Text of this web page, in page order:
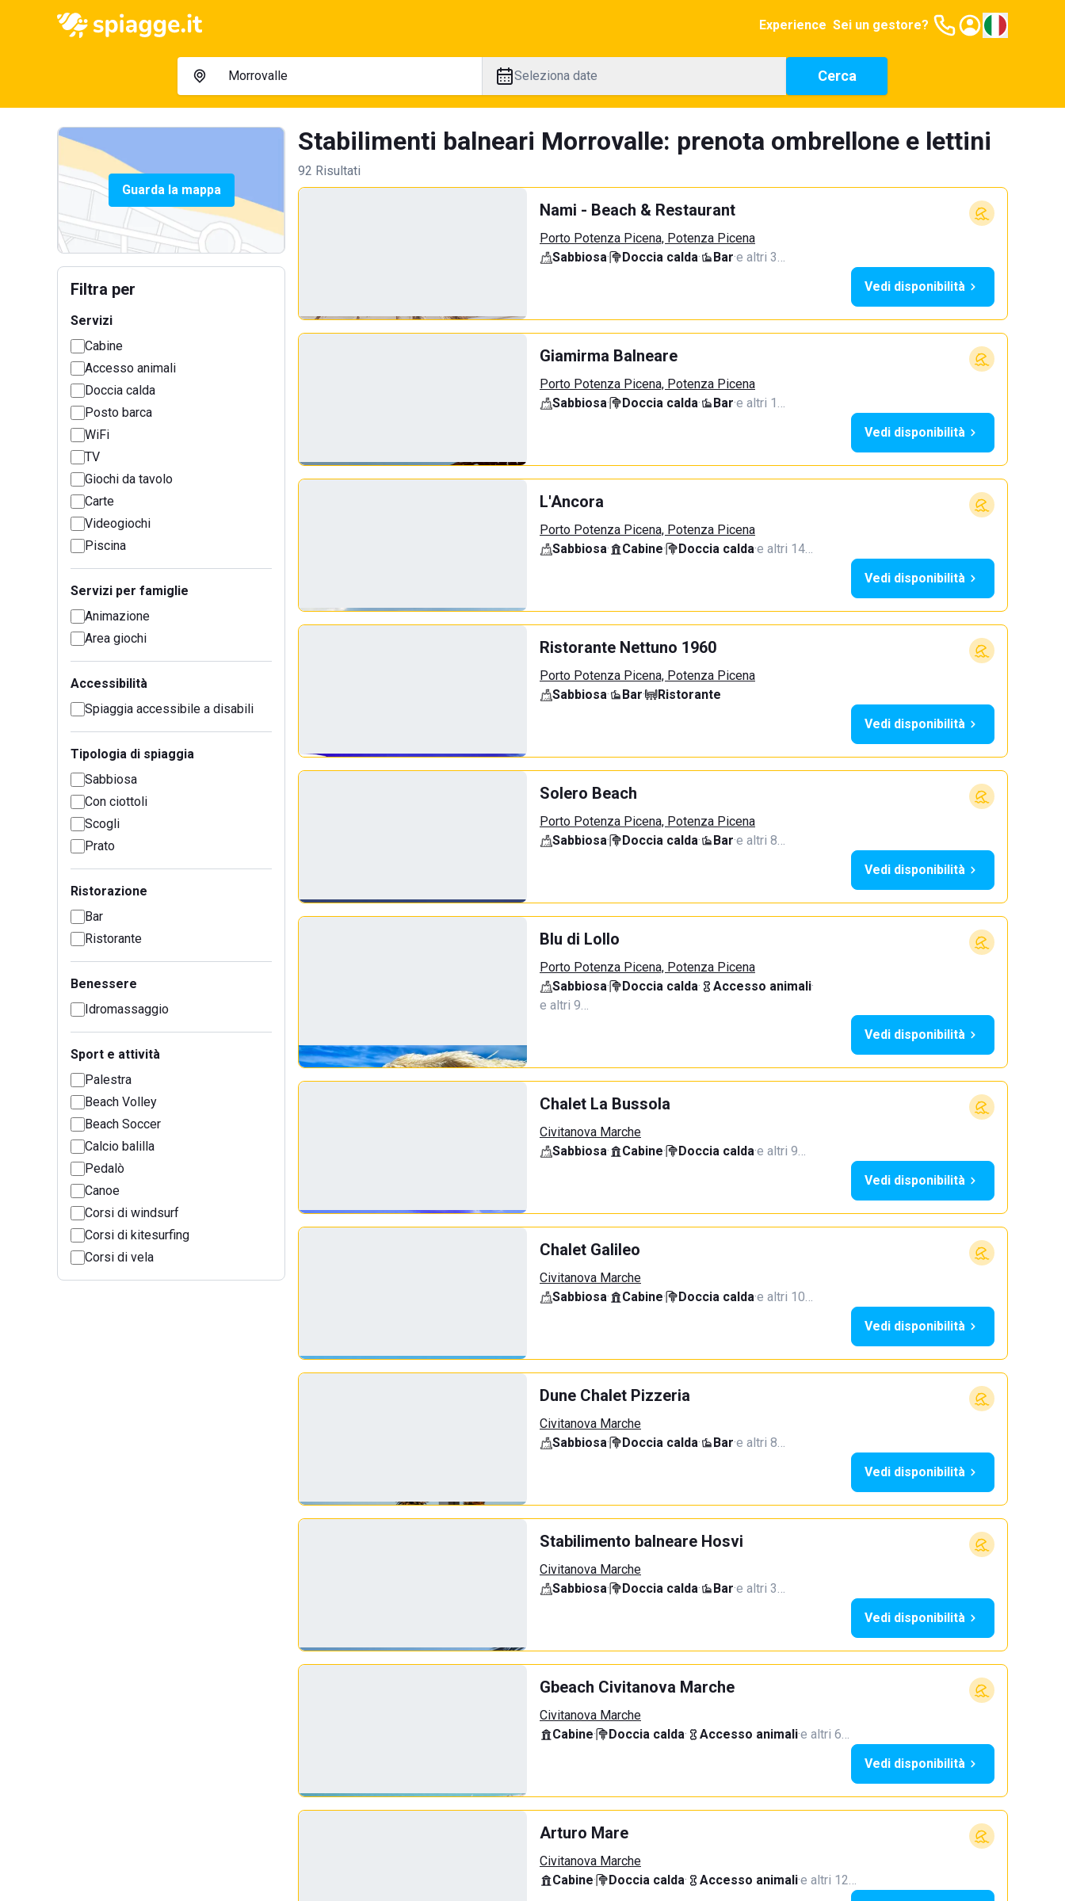
Experience Sei un gestore?
Seleziona date Cerca
Guarda la mappa
Filtra per
Servizi
Cabine
Accesso animali
Doccia calda
Posto barca
WiFi
TV
Giochi da tavolo
Carte
Videogiochi
Piscina
Servizi per famiglie
Animazione
Area giochi
Accessibilità
Spiaggia accessibile a disabili
Tipologia di spiaggia
Sabbiosa
Con ciottoli
Scogli
Prato
Ristorazione
Bar
Ristorante
Benessere
Idromassaggio
Sport e attività
Palestra
Beach Volley
Beach Soccer
Calcio balilla
Pedalò
Canoe
Corsi di windsurf
Corsi di kitesurfing
Corsi di vela
Stabilimenti balneari Morrovalle: prenota ombrellone e lettini
92 Risultati
Nami - Beach & Restaurant
Porto Potenza Picena, Potenza Picena
Sabbiosa· Doccia calda· Bar·e altri 3…
Vedi disponibilità
Giamirma Balneare
Porto Potenza Picena, Potenza Picena
Sabbiosa· Doccia calda· Bar·e altri 1…
Vedi disponibilità
L'Ancora
Porto Potenza Picena, Potenza Picena
Sabbiosa· Cabine· Doccia calda·e altri 14…
Vedi disponibilità
Ristorante Nettuno 1960
Porto Potenza Picena, Potenza Picena
Sabbiosa· Bar·
Ristorante
Vedi disponibilità
Solero Beach
Porto Potenza Picena, Potenza Picena
Sabbiosa· Doccia calda· Bar·e altri 8…
Vedi disponibilità
Blu di Lollo
Porto Potenza Picena, Potenza Picena
Sabbiosa· Doccia calda· Accesso animali·
e altri 9…
Vedi disponibilità
Chalet La Bussola
Civitanova Marche
Sabbiosa· Cabine· Doccia calda·e altri 9…
Vedi disponibilità
Chalet Galileo
Civitanova Marche
Sabbiosa· Cabine· Doccia calda·e altri 10…
Vedi disponibilità
Dune Chalet Pizzeria
Civitanova Marche
Sabbiosa· Doccia calda· Bar·e altri 8…
Vedi disponibilità
Stabilimento balneare Hosvi
Civitanova Marche
Sabbiosa· Doccia calda· Bar·e altri 3…
Vedi disponibilità
Gbeach Civitanova Marche
Civitanova Marche
Cabine· Doccia calda· Accesso animali·e altri 6…
Vedi disponibilità
Arturo Mare
Civitanova Marche
Cabine· Doccia calda· Accesso animali·e altri 12…